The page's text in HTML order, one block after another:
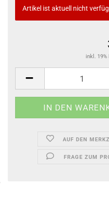
Artikel ist aktuell nicht
inkl. 19%
AUF DEN
FRAGE ZUM